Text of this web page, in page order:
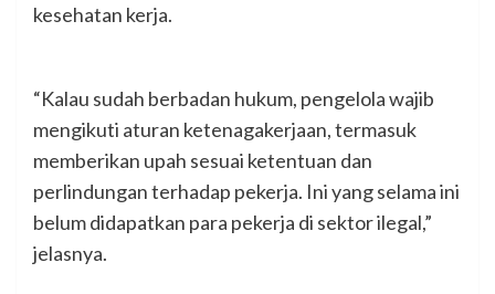
kesehatan kerja.
“Kalau sudah berbadan hukum, pengelola wajib
mengikuti aturan ketenagakerjaan, termasuk
memberikan upah sesuai ketentuan dan
perlindungan terhadap pekerja. Ini yang selama ini
belum didapatkan para pekerja di sektor ilegal,”
jelasnya.